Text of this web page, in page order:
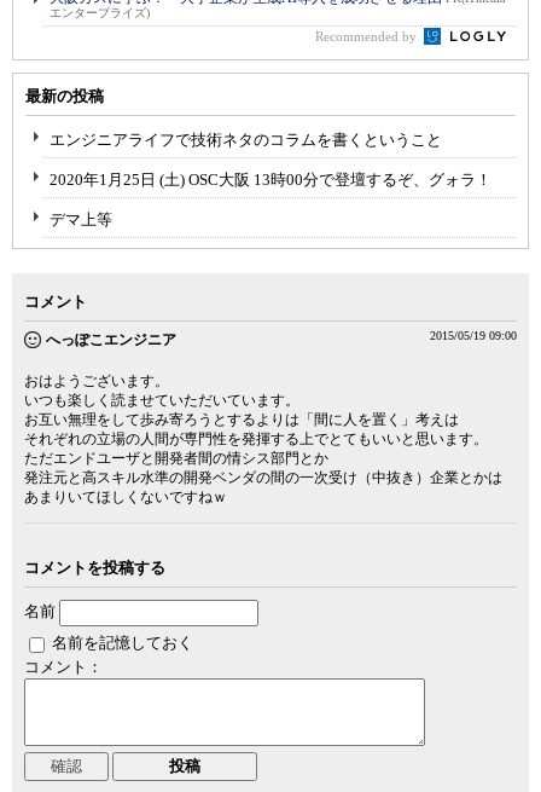
エンタープライズ)
Recommended by
最新の投稿
エンジニアライフで技術ネタのコラムを書くということ
2020年1月25日 (土) OSC大阪 13時00分で登壇するぞ、グォラ！
デマ上等
コメント
へっぽこエンジニア 2015/05/19 09:00
おはようございます。
いつも楽しく読ませていただいています。
お互い無理をして歩み寄ろうとするよりは「間に人を置く」考えは
それぞれの立場の人間が専門性を発揮する上でとてもいいと思います。
ただエンドユーザと開発者間の情シス部門とか
発注元と高スキル水準の開発ベンダの間の一次受け（中抜き）企業とかは
あまりいてほしくないですねｗ
コメントを投稿する
名前
名前を記憶しておく
コメント：